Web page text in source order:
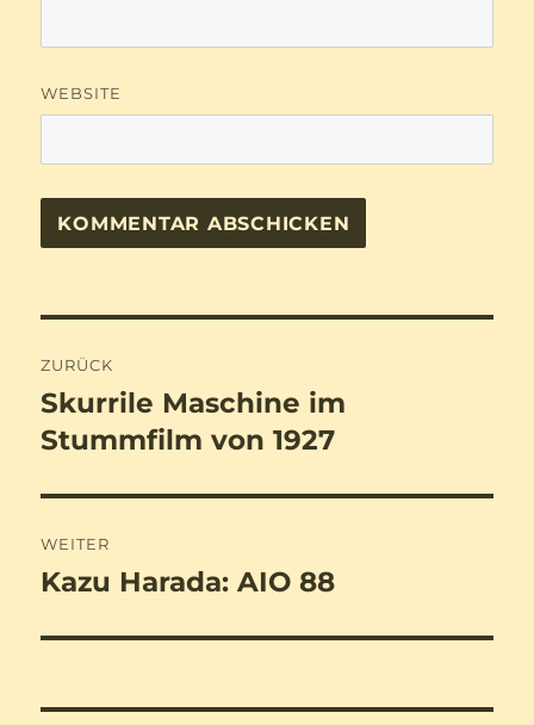
WEBSITE
ZURÜCK
Vorheriger
Beitrag:
Skurrile Maschine im
Stummfilm von 1927
WEITER
Nächster
Kazu Harada: AIO 88